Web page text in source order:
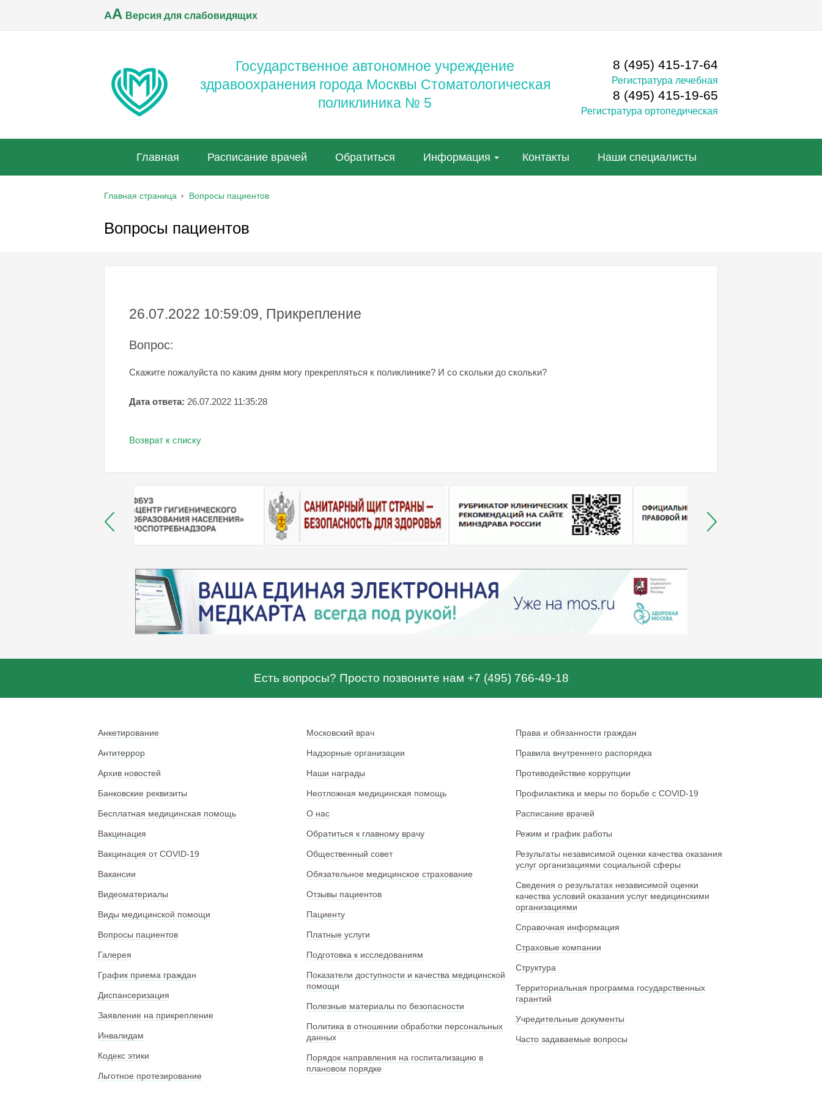
AA Версия для слабовидящих
Государственное автономное учреждение
здравоохранения города Москвы Стоматологическая
поликлиника № 5
8 (495) 415-17-64
Регистратура лечебная
8 (495) 415-19-65
Регистратура ортопедическая
Главная Расписание врачей Обратиться Информация Контакты Наши специалисты
Главная страница Вопросы пациентов
Вопросы пациентов
26.07.2022 10:59:09, Прикрепление
Вопрос:
Скажите пожалуйста по каким дням могу прекрепляться к поликлинике? И со скольки до скольки?
Дата ответа: 26.07.2022 11:35:28
Возврат к списку
Есть вопросы? Просто позвоните нам +7 (495) 766-49-18
Анкетирование
Антитеррор
Архив новостей
Банковские реквизиты
Бесплатная медицинская помощь
Вакцинация
Вакцинация от COVID-19
Вакансии
Видеоматериалы
Виды медицинской помощи
Вопросы пациентов
Галерея
График приема граждан
Диспансеризация
Заявление на прикрепление
Инвалидам
Кодекс этики
Льготное протезирование
Московский врач
Надзорные организации
Наши награды
Неотложная медицинская помощь
О нас
Обратиться к главному врачу
Общественный совет
Обязательное медицинское страхование
Отзывы пациентов
Пациенту
Платные услуги
Подготовка к исследованиям
Показатели доступности и качества медицинской
помощи
Полезные материалы по безопасности
Политика в отношении обработки персональных
данных
Порядок направления на госпитализацию в
плановом порядке
Права и обязанности граждан
Правила внутреннего распорядка
Противодействие коррупции
Профилактика и меры по борьбе с COVID-19
Расписание врачей
Режим и график работы
Результаты независимой оценки качества оказания
услуг организациями социальной сферы
Сведения о результатах независимой оценки
качества условий оказания услуг медицинскими
организациями
Справочная информация
Страховые компании
Структура
Территориальная программа государственных
гарантий
Учредительные документы
Часто задаваемые вопросы